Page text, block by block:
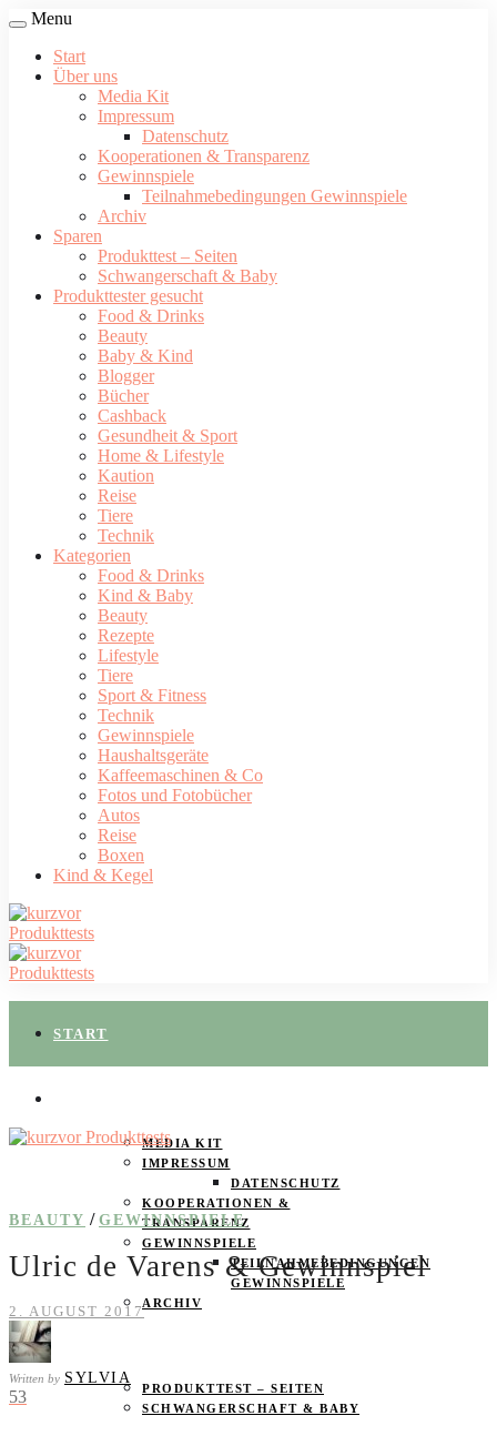
Menu
Start
Über uns
Media Kit
Impressum
Datenschutz
Kooperationen & Transparenz
Gewinnspiele
Teilnahmebedingungen Gewinnspiele
Archiv
Sparen
Produkttest – Seiten
Schwangerschaft & Baby
Produkttester gesucht
Food & Drinks
Beauty
Baby & Kind
Blogger
Bücher
Cashback
Gesundheit & Sport
Home & Lifestyle
Kaution
Reise
Tiere
Technik
Kategorien
Food & Drinks
Kind & Baby
Beauty
Rezepte
Lifestyle
Tiere
Sport & Fitness
Technik
Gewinnspiele
Haushaltsgeräte
Kaffeemaschinen & Co
Fotos und Fotobücher
Autos
Reise
Boxen
Kind & Kegel
START
MEDIA KIT
IMPRESSUM
DATENSCHUTZ
KOOPERATIONEN &
TRANSPARENZ
GEWINNSPIELE
TEILNAHMEBEDINGUNGEN
GEWINNSPIELE
ARCHIV
PRODUKTTEST – SEITEN
SCHWANGERSCHAFT & BABY
BEAUTY / GEWINNSPIELE
Ulric de Varens & Gewinnspiel
2. AUGUST 2017
Written by SYLVIA
53